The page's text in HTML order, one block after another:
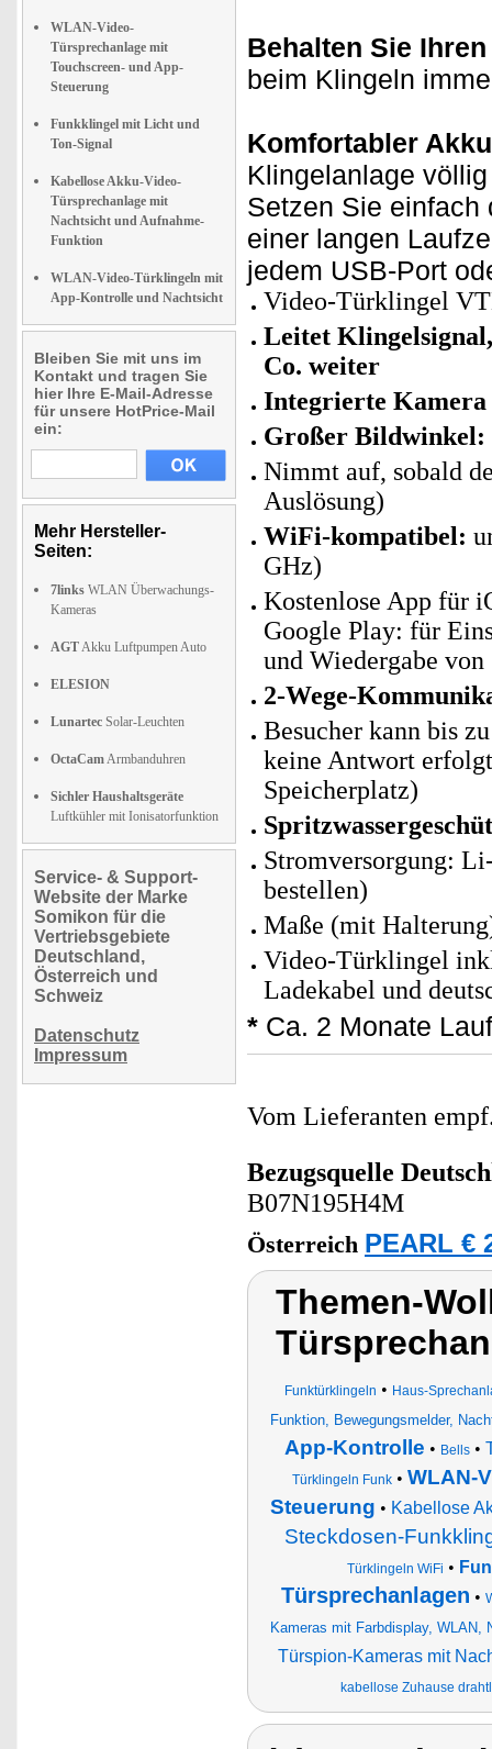
WLAN-Video-
Türsprechanlage mit
Touchscreen- und App-
Steuerung
Funkklingel mit Licht und
Ton-Signal
Kabellose Akku-Video-
Türsprechanlage mit
Nachtsicht und Aufnahme-
Funktion
WLAN-Video-Türklingeln mit
App-Kontrolle und Nachtsicht
Bleiben Sie mit uns im
Kontakt und tragen Sie
hier Ihre E-Mail-Adresse
für unsere HotPrice-Mail
ein:
Mehr Hersteller-
Seiten:
7links WLAN Überwachungs-
Kameras
AGTAkku Luftpumpen Auto
ELESION
Lunartec Solar-Leuchten
OctaCamArmbanduhren
Sichler Haushaltsgeräte
Luftkühler mit Ionisatorfunktion
Service- & Support-
Website der Marke
Somikon für die
Vertriebsgebiete
Deutschland,
Österreich und
Schweiz
Datenschutz
Impressum
Behalten Sie
beim Klingeln
Komfortabler
Klingelanlage
Setzen Sie einfach
einer langen
jedem USB-Port
Video-Türklingel
Leitet
Co. weiter
Integrierte
Großer Bildwinkel:
Nimmt auf, sobald
Auslösung)
WiFi-kompatibel:
GHz)
Kostenlose App für
Google Play: für
und Wiedergabe
2-Wege-
Besucher kann bis
keine Antwort
Speicherplatz)
Stromversorgung:
bestellen)
Maße (mit
Video-Türklingel
Ladekabel und
* Ca. 2 Monate
Vom Lieferanten
Bezugsquelle
B07N195H4M
Österreich PEARL €
Themen-
Funktürklingeln • Haus-
Funktion, Bewegungsmelder,
App-Kontrolle • Bells •
Türklingeln Funk• WLAN-
Steuerung • Kabellose
Steckdosen-
Türklingeln WiFi •
Türsprechanlagen •
Kameras mit Farbdisplay, WLAN,
Türspion-Kameras mit
kabellose Zuhause